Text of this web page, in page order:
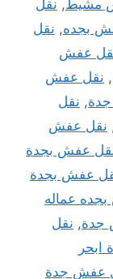
مشيط, نقل
بجده, نقل
عفش
, نقل عفش
, نقل
نقل عفش
عفش بجدة
عفش بجدة
عماله
جدة, نقل
عفش جدة